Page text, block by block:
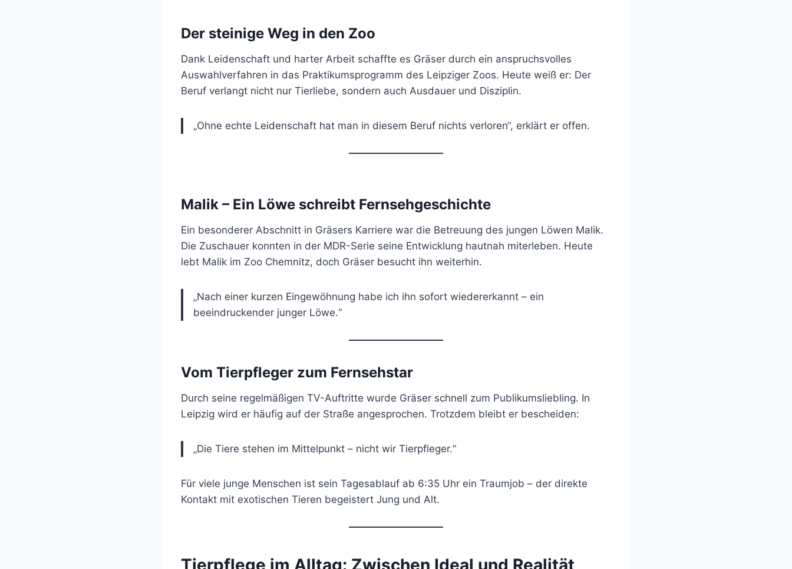
Der steinige Weg in den Zoo
Dank Leidenschaft und harter Arbeit schaffte es Gräser durch ein anspruchsvolles
Auswahlverfahren in das Praktikumsprogramm des Leipziger Zoos. Heute weiß er: Der
Beruf verlangt nicht nur Tierliebe, sondern auch Ausdauer und Disziplin.
„Ohne echte Leidenschaft hat man in diesem Beruf nichts verloren“, erklärt er offen.
Malik – Ein Löwe schreibt Fernsehgeschichte
Ein besonderer Abschnitt in Gräsers Karriere war die Betreuung des jungen Löwen Malik.
Die Zuschauer konnten in der MDR-Serie seine Entwicklung hautnah miterleben. Heute
lebt Malik im Zoo Chemnitz, doch Gräser besucht ihn weiterhin.
„Nach einer kurzen Eingewöhnung habe ich ihn sofort wiedererkannt – ein
beeindruckender junger Löwe.“
Vom Tierpfleger zum Fernsehstar
Durch seine regelmäßigen TV-Auftritte wurde Gräser schnell zum Publikumsliebling. In
Leipzig wird er häufig auf der Straße angesprochen. Trotzdem bleibt er bescheiden:
„Die Tiere stehen im Mittelpunkt – nicht wir Tierpfleger.“
Für viele junge Menschen ist sein Tagesablauf ab 6:35 Uhr ein Traumjob – der direkte
Kontakt mit exotischen Tieren begeistert Jung und Alt.
Tierpflege im Alltag: Zwischen Ideal und Realität